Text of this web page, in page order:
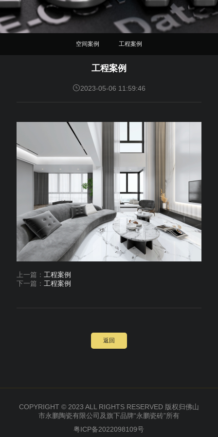
空间案例 工程案例
工程案例
2023-05-06 11:59:46
上一篇： 工程案例
下一篇： 工程案例
返回
COPYRIGHT © 2023 ALL RIGHTS RESERVED 版权归佛山
市永鹏陶瓷有限公司及旗下品牌“永鹏瓷砖”所有
粤ICP备2022098109号